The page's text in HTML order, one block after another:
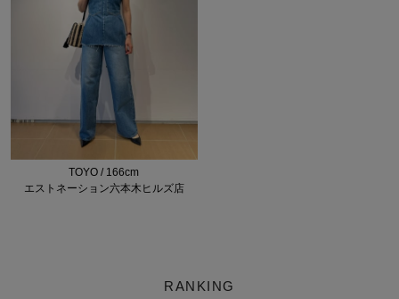
TOYO / 166cm
エストネーション六本木ヒルズ店
RANKING